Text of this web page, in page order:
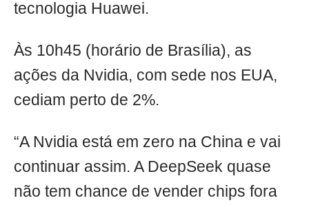
tecnologia Huawei.
Às 10h45 (horário de Brasília), as
ações da Nvidia, com sede nos EUA,
cediam perto de 2%.
“A Nvidia está em zero na China e vai
continuar assim. A DeepSeek quase
não tem chance de vender chips fora